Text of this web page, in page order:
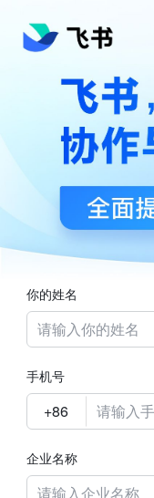
你的姓名
手机号
企业名称